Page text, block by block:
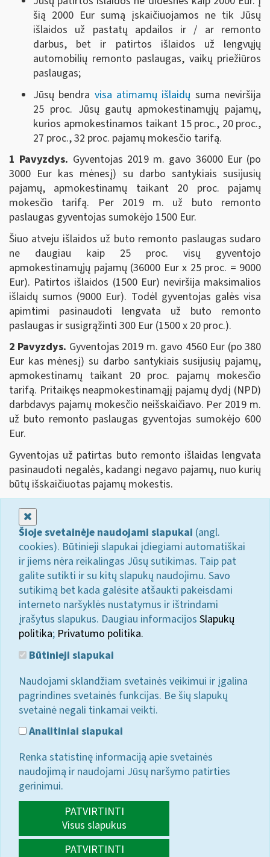
šią 2000 Eur sumą įskaičiuojamos ne tik Jūsų
išlaidos už pastatų apdailos ir / ar remonto
darbus, bet ir patirtos išlaidos už lengvųjų
automobilių remonto paslaugas, vaikų priežiūros
paslaugas;
Jūsų bendra visa atimamų išlaidų suma neviršija
25 proc. Jūsų gautų apmokestinamųjų pajamų,
kurios apmokestinamos taikant 15 proc., 20 proc.,
27 proc., 32 proc. pajamų mokesčio tarifą.
1 Pavyzdys. Gyventojas 2019 m. gavo 36000 Eur (po
3000 Eur kas mėnesį) su darbo santykiais susijusių
pajamų, apmokestinamų taikant 20 proc. pajamų
mokesčio tarifą. Per 2019 m. už buto remonto
paslaugas gyventojas sumokėjo 1500 Eur.
Šiuo atveju išlaidos už buto remonto paslaugas sudaro
ne daugiau kaip 25 proc. visų gyventojo
apmokestinamųjų pajamų (36000 Eur x 25 proc. = 9000
Eur). Patirtos išlaidos (1500 Eur) neviršija maksimalios
išlaidų sumos (9000 Eur). Todėl gyventojas galės visa
apimtimi pasinaudoti lengvata už buto remonto
paslaugas ir susigrąžinti 300 Eur (1500 x 20 proc.).
2 Pavyzdys. Gyventojas 2019 m. gavo 4560 Eur (po 380
Eur kas mėnesį) su darbo santykiais susijusių pajamų,
apmokestinamų taikant 20 proc. pajamų mokesčio
tarifą. Pritaikęs neapmokestinamąjį pajamų dydį (NPD)
darbdavys pajamų mokesčio neišskaičiavo. Per 2019 m.
už buto remonto paslaugas gyventojas sumokėjo 600
Eur.
Gyventojas už patirtas buto remonto išlaidas lengvata
pasinaudoti negalės, kadangi negavo pajamų, nuo kurių
būtų išskaičiuotas pajamų mokestis.
Šioje svetainėje naudojami slapukai (angl.
cookies). Būtinieji slapukai įdiegiami automatiškai
ir jiems nėra reikalingas Jūsų sutikimas. Taip pat
galite sutikti ir su kitų slapukų naudojimu. Savo
sutikimą bet kada galėsite atšaukti pakeisdami
interneto naršyklės nustatymus ir ištrindami
įrašytus slapukus. Daugiau informacijos Slapukų
politika; Privatumo politika.
Būtinieji slapukai
Naudojami sklandžiam svetainės veikimui ir įgalina
pagrindines svetainės funkcijas. Be šių slapukų
svetainė negali tinkamai veikti.
Analitiniai slapukai
Renka statistinę informaciją apie svetainės
naudojimą ir naudojami Jūsų naršymo patirties
gerinimui.
PATVIRTINTI
Visus slapukus
PATVIRTINTI